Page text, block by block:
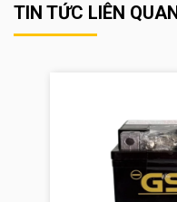
TIN TỨC LIÊN QUAN